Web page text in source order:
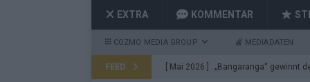
EXTRA KOMMENTAR
COZMO MEDIA GROUP MEDIADATEN
FEED [ Mai 2026 ] „Bangaranga“ gewinnt